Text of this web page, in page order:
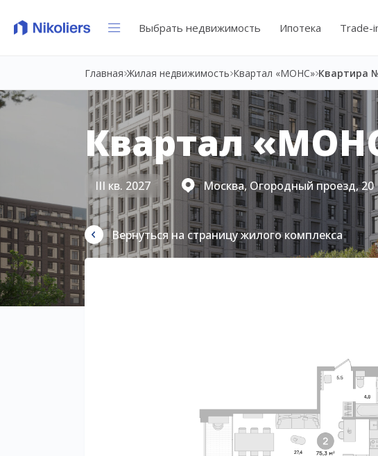
Выбрать недвижимость Ипотека Trade-
Главная Жилая недвижимость Квартал «МОНС» Квартира
Квартал
III кв. 2027 Москва, Огородный проезд, 20
Вернуться на страницу жилого комплекса